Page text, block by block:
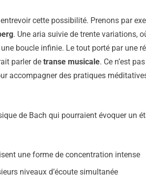
cette possibilité. Prenons par
. Une aria suivie de trente variations,
boucle infinie. Le tout porté par une
parler de transe musicale. Ce n’est
accompagner des pratiques
de Bach qui pourraient évoquer un
une forme de concentration intense
niveaux d’écoute simultanée